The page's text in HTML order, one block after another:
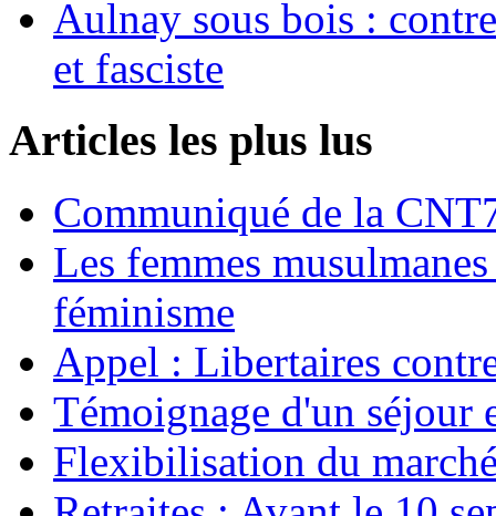
Aulnay sous bois :
et fasciste
Articles les plus lus
Communiqué de la
Les femmes
féminisme
Appel : Libertaires
Témoignage d'un séjour
Flexibilisation du